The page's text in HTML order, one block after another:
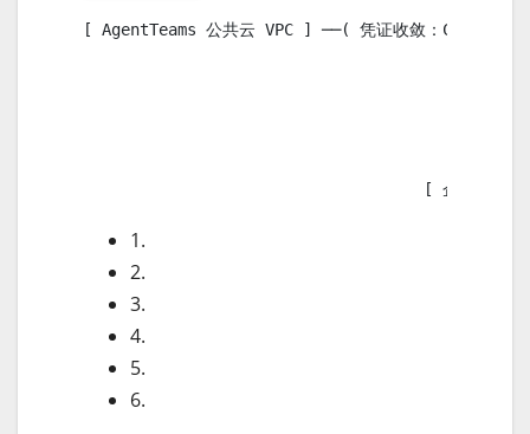
[ AgentTeams 公共云 VPC ] ──( 凭证收敛：
[ 企业内网敏
1.
2.
3.
4.
5.
6.